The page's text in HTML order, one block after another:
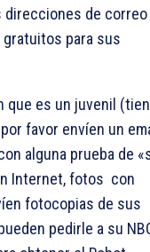
direcciones de correo
para sus
que es un juvenil
favor envíen un
alguna prueba de
Internet, fotos con
fotocopias de sus
pedirle a su